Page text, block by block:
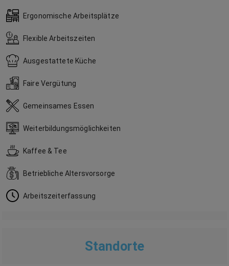
Ergonomische Arbeitsplätze
Flexible Arbeitszeiten
Ausgestattete Küche
Faire Vergütung
Gemeinsames Essen
Weiterbildungsmöglichkeiten
Kaffee & Tee
Betriebliche Altersvorsorge
Arbeitszeiterfassung
Standorte